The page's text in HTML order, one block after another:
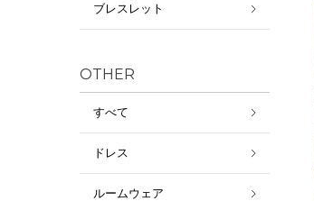
ブレスレット
OTHER
すべて
ドレス
ルームウェア